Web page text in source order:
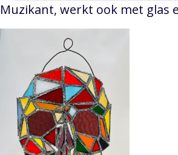
Muzikant, werkt ook met glas